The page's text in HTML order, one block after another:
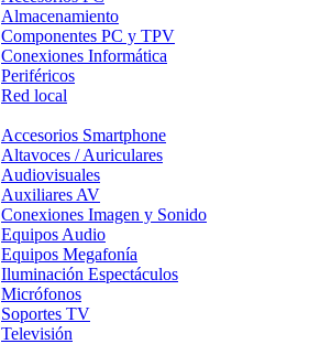
Almacenamiento
Componentes PC y TPV
Conexiones Informática
Periféricos
Red local
Accesorios Smartphone
Altavoces / Auriculares
Audiovisuales
Auxiliares AV
Conexiones Imagen y Sonido
Equipos Audio
Equipos Megafonía
Iluminación Espectáculos
Micrófonos
Soportes TV
Televisión